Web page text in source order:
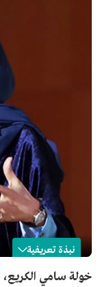
نبذة تعريفية
خولة الكريع
خولة سامي الكريع،